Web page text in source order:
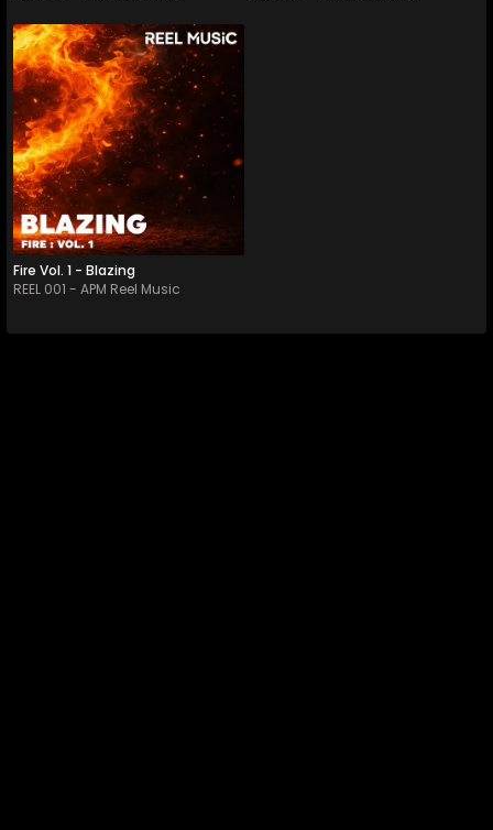
REEL 001-60 Tracks
A high impact collection of
custom designed fire sounds
buil...
Fire Vol. 1 - Blazing
REEL 001
- APM Reel Music